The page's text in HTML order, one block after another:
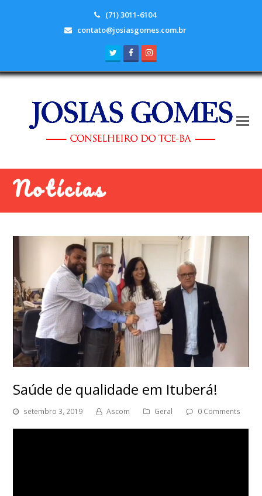
(71) 3011-6104
contato@josiasgomes.com.br
TwitterFacebook
Notícias
Saúde de qualidade em Ituberá!
setembro 3, 2019 Ascom Geral 0 Comments